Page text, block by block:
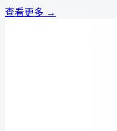
查看更多 →